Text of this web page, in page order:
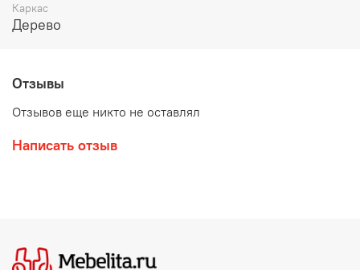
Каркас
Дерево
Отзывы
Отзывов еще никто не оставлял
Написать отзыв